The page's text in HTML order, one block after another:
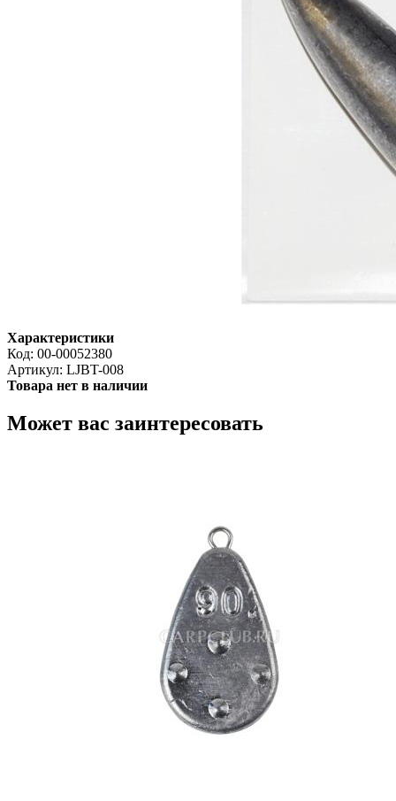
Характеристики
Код: 00-00052380
Артикул: LJBT-008
Товара нет в наличии
Может вас заинтересовать